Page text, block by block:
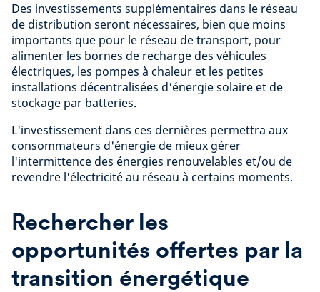
Des investissements supplémentaires dans le réseau
de distribution seront nécessaires, bien que moins
importants que pour le réseau de transport, pour
alimenter les bornes de recharge des véhicules
électriques, les pompes à chaleur et les petites
installations décentralisées d'énergie solaire et de
stockage par batteries.
L'investissement dans ces dernières permettra aux
consommateurs d'énergie de mieux gérer
l'intermittence des énergies renouvelables et/ou de
revendre l'électricité au réseau à certains moments.
Rechercher les
opportunités offertes par la
transition énergétique